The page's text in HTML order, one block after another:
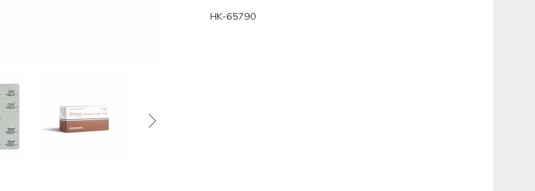
HK-65790